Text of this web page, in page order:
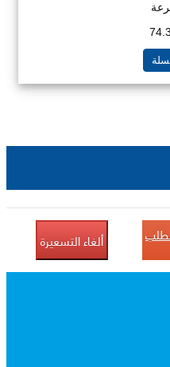
ألغاء التسعيرة